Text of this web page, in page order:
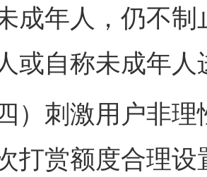
成年人，仍不
或自称未成年
刺激用户非理
打赏额度合理